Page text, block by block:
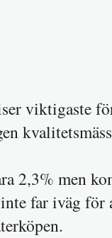
viktigaste
2,3% men
far iväg